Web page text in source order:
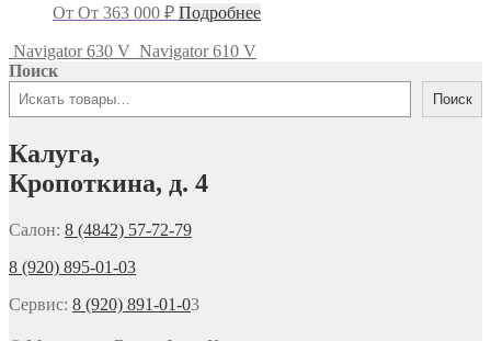
От От 363 000 ₽ Подробнее
Navigator 630 V Navigator 610 V
Поиск
Поиск
Калуга,
Кропоткина, д. 4
Салон: 8 (4842) 57-72-79
8 (920) 895-01-03
Сервис: 8 (920) 891-01-03